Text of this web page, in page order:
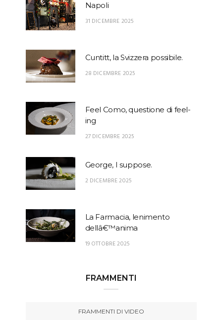
Napoli
31 DICEMBRE 2025
Cuntitt, la Svizzera possibile.
28 DICEMBRE 2025
Feel Como, questione di feel-
ing
27 DICEMBRE 2025
George, I suppose.
2 DICEMBRE 2025
La Farmacia, lenimento
dellâ€™anima
19 OTTOBRE 2025
FRAMMENTI
FRAMMENTI DI VIDEO